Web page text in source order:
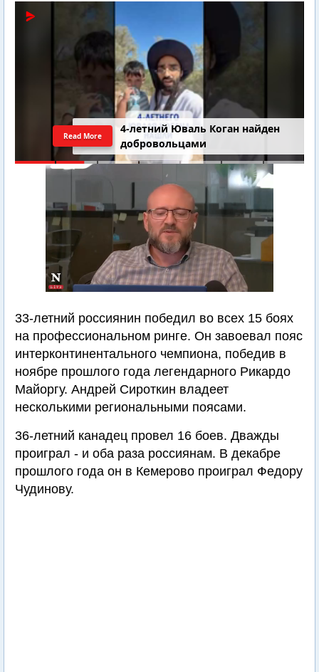
4-летний Юваль Коган найден
добровольцами
Read More
33-летний россиянин победил во всех 15 боях
на профессиональном ринге. Он завоевал пояс
интерконтинентального чемпиона, победив в
ноябре прошлого года легендарного Рикардо
Майоргу. Андрей Сироткин владеет
несколькими региональными поясами.
36-летний канадец провел 16 боев. Дважды
проиграл - и оба раза россиянам. В декабре
прошлого года он в Кемерово проиграл Федору
Чудинову.